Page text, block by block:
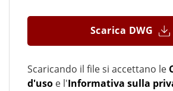
Scarica DWG
Scaricando il file si accettano le
d'uso e l'Informativa sulla